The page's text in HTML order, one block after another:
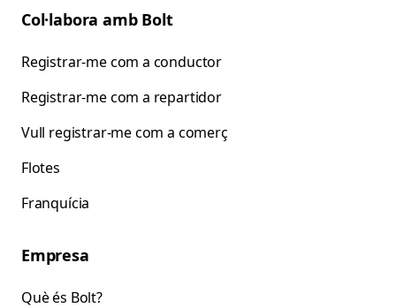
Col·labora amb Bolt
Registrar-me com a conductor
Registrar-me com a repartidor
Vull registrar-me com a comerç
Flotes
Franquícia
Empresa
Què és Bolt?